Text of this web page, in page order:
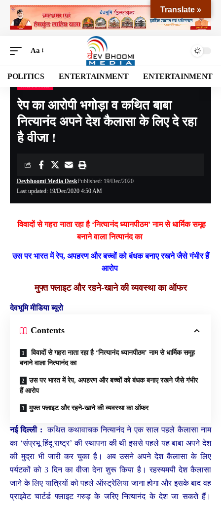
Aa
POLITICS ENTERTAINMENT ENTERTAINMENT
Devbhoomi Media>Blog >NATIONAL>रेप का आरोपी भगोड़ा व कथित बाबा नित्यानंद अपने देश कैलासा के लिए दे रहा है वीजा !
रेप का आरोपी भगोड़ा व कथित बाबा
नित्यानंद अपने देश कैलासा के लिए दे रहा
है वीजा !
Last updated: 19/Dec/2020 4:50 AM
Devbhoomi Media DeskPublished: 19/Dec/2020
विवादों से गहरा नाता रहा है ‘नित्यानंद ध्यानपीठम’ नाम से धार्मिक समूह
बनाने वाला नित्यानंद का
उस पर भारत में रेप, अपहरण और बच्चों को बंधक बनाए रखने जैसे गंभीर हैं
आरोप
मुफ्त फ्लाइट और रहने-खाने की व्यवस्था का ऑफर
देवभूमि मीडिया ब्यूरो
Contents
विवादों से गहरा नाता रहा है ‘नित्यानंद ध्यानपीठम’ नाम से धार्मिक समूह
बनाने वाला नित्यानंद का
उस पर भारत में रेप, अपहरण और बच्चों को बंधक बनाए रखने जैसे गंभीर
हैं आरोप
मुफ्त फ्लाइट और रहने-खाने की व्यवस्था का ऑफर
नई दिल्ली : कथित कथावाचक नित्यानंद ने एक साल पहले कैलासा नाम
का ‘संप्रभू हिंदू राष्ट्र’ की स्थापना की थी इससे पहले यह बाबा अपने देश
की मुद्रा भी जारी कर चुका है। अब उसने अपने देश कैलासा के लिए
पर्यटकों को 3 दिन का वीजा देना शुरू किया है। रहस्यमयी देश कैलासा
जाने के लिए यात्रियों को पहले ऑस्ट्रेलिया जाना होगा और इसके बाद वह
प्राइवेट चार्टर्ड फ्लाइट गरुड़ के जरिए नित्यानंद के देश जा सकते हैं।
Translate »